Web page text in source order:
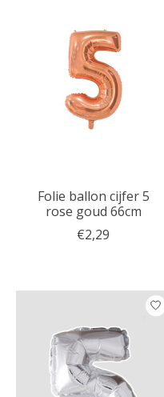
Folie ballon cijfer 5
rose goud 66cm
€2,29